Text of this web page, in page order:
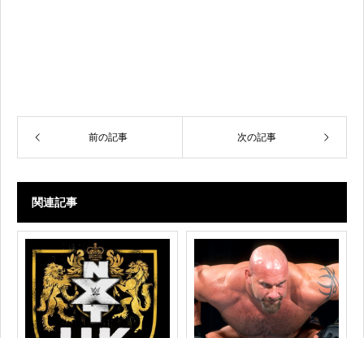
前の記事 次の記事
関連記事